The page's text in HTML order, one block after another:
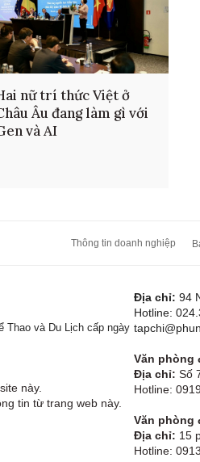
nữ trí thức Việt ở
Âu đang làm gì với
và AI
Thông tin doanh nghiệp
Thao và Du Lịch cấp ngày
này.
tin từ trang web này.
Địa chỉ: 94
Hotline:
Văn phòng
Địa chỉ: Số
Hotline:
Văn phòng
Địa chỉ: 15
Hotline: